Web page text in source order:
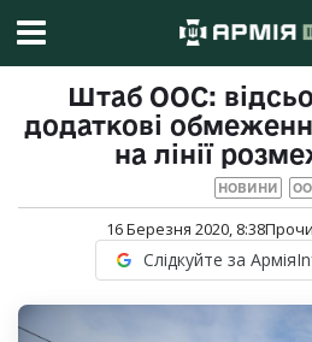
Штаб ООС:
додаткові
на лінії
НОВИНИ
16 Березня 2020, 8:38
Слідкуйте за